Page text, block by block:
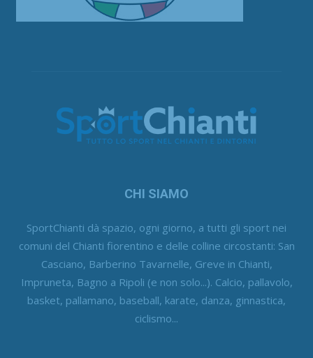
CHI SIAMO
SportChianti dà spazio, ogni giorno, a tutti gli sport nei
comuni del Chianti fiorentino e delle colline circostanti: San
Casciano, Barberino Tavarnelle, Greve in Chianti,
Impruneta, Bagno a Ripoli (e non solo...). Calcio, pallavolo,
basket, pallamano, baseball, karate, danza, ginnastica,
ciclismo...